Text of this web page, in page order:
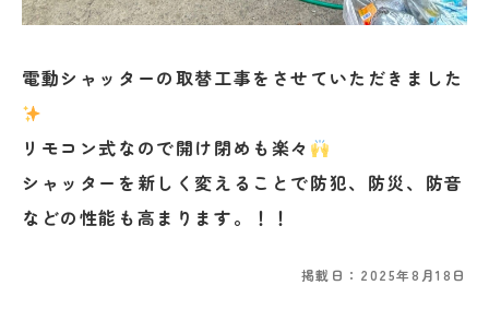
電動シャッターの取替工事をさせていただきました
リモコン式なので開け閉めも楽々
シャッターを新しく変えることで防犯、防災、防音
などの性能も高まります。！！
掲載日：2025年8月18日